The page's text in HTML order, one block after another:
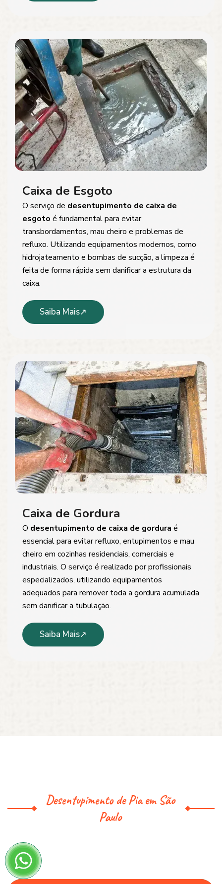
Caixa de Esgoto
O serviço de desentupimento de caixa de
esgoto é fundamental para evitar
transbordamentos, mau cheiro e problemas de
refluxo. Utilizando equipamentos modernos, como
hidrojateamento e bombas de sucção, a limpeza é
feita de forma rápida sem danificar a estrutura da
caixa.
Saiba Mais
Caixa de Gordura
O desentupimento de caixa de gordura é
essencial para evitar refluxo, entupimentos e mau
cheiro em cozinhas residenciais, comerciais e
industriais. O serviço é realizado por profissionais
especializados, utilizando equipamentos
adequados para remover toda a gordura acumulada
sem danificar a tubulação.
Saiba Mais
Desentupimento de Pia em São
Paulo